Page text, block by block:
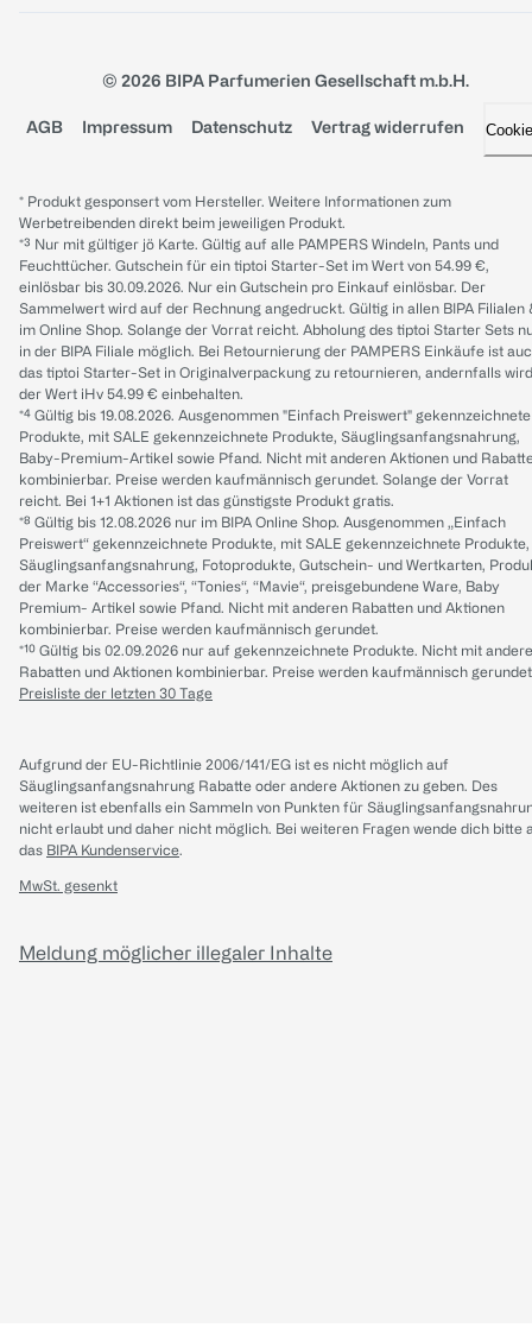
© 2026 BIPA Parfumerien Gesellschaft m.b.H.
AGB Impressum Datenschutz Vertrag widerrufen
* Produkt gesponsert vom Hersteller. Weitere Informationen zum
Werbetreibenden direkt beim jeweiligen Produkt.
*³ Nur mit gültiger jö Karte. Gültig auf alle PAMPERS Windeln, Pants und
Feuchttücher. Gutschein für ein tiptoi Starter-Set im Wert von 54.99 €,
einlösbar bis 30.09.2026. Nur ein Gutschein pro Einkauf einlösbar. Der
Sammelwert wird auf der Rechnung angedruckt. Gültig in allen BIPA Filialen
im Online Shop. Solange der Vorrat reicht. Abholung des tiptoi Starter Sets
in der BIPA Filiale möglich. Bei Retournierung der PAMPERS Einkäufe ist
das tiptoi Starter-Set in Originalverpackung zu retournieren, andernfalls wird
der Wert iHv 54.99 € einbehalten.
*⁴ Gültig bis 19.08.2026. Ausgenommen "Einfach Preiswert" gekennzeichnete
Produkte, mit SALE gekennzeichnete Produkte, Säuglingsanfangsnahrung,
Baby-Premium-Artikel sowie Pfand. Nicht mit anderen Aktionen und
kombinierbar. Preise werden kaufmännisch gerundet. Solange der Vorrat
reicht. Bei 1+1 Aktionen ist das günstigste Produkt gratis.
*⁸ Gültig bis 12.08.2026 nur im BIPA Online Shop. Ausgenommen „Einfach
Preiswert“ gekennzeichnete Produkte, mit SALE gekennzeichnete Produkte,
Säuglingsanfangsnahrung, Fotoprodukte, Gutschein- und Wertkarten,
der Marke “Accessories“, “Tonies“, “Mavie“, preisgebundene Ware, Baby
Premium- Artikel sowie Pfand. Nicht mit anderen Rabatten und Aktionen
kombinierbar. Preise werden kaufmännisch gerundet.
*¹⁰ Gültig bis 02.09.2026 nur auf gekennzeichnete Produkte. Nicht mit
Rabatten und Aktionen kombinierbar. Preise werden kaufmännisch
Preisliste der letzten 30 Tage
Aufgrund der EU-Richtlinie 2006/141/EG ist es nicht möglich auf
Säuglingsanfangsnahrung Rabatte oder andere Aktionen zu geben. Des
weiteren ist ebenfalls ein Sammeln von Punkten für
nicht erlaubt und daher nicht möglich. Bei weiteren Fragen wende dich bitte
das BIPA Kundenservice.
MwSt. gesenkt
Meldung möglicher illegaler Inhalte